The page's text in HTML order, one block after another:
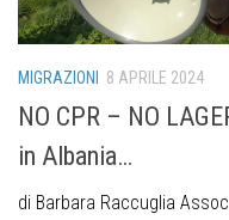
MIGRAZIONI 8 APRILE 2024
NO CPR – NO
in Albania…
di Barbara Raccuglia